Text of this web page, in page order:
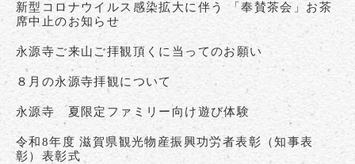
新型コロナウイルス感染拡大に伴う 「奉賛茶会」お茶
席中止のお知らせ
永源寺ご来山ご拝観頂くに当ってのお願い
８月の永源寺拝観について
永源寺 夏限定ファミリー向け遊び体験
令和8年度 滋賀県観光物産振興功労者表彰（知事表
彰）表彰式